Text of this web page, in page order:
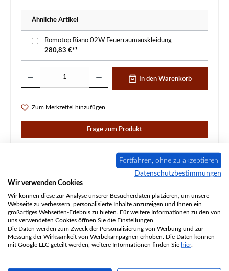
Ähnliche Artikel
Romotop Riano 02W Feuerraumauskleidung
280,83 €*¹
In den Warenkorb
Zum Merkzettel hinzufügen
Frage zum Produkt
Original Seitenstein rechts vorne für den Kaminofen
Romotop Riano 02W Romotop Riano 02W Seitenstein
rechts vorne Eckdaten:…Mehr
Eigenschaften
Angaben zur Produktsicherheit
Fortfahren, ohne zu akzeptieren
Datenschutzbestimmungen
Wir verwenden Cookies
Wir können diese zur Analyse unserer Besucherdaten platzieren, um unsere
Webseite zu verbessern, personalisierte Inhalte anzuzeigen und Ihnen ein
großartiges Webseiten-Erlebnis zu bieten. Für weitere Informationen zu den von
uns verwendeten Cookies öffnen Sie die Einstellungen.
Die Daten werden zum Zweck der Personalisierung von Werbung und zur
Messung der Wirksamkeit von Werbekampagnen erhoben. Die Daten können
mit Google LLC geteilt werden, weitere Informationen finden Sie hier.